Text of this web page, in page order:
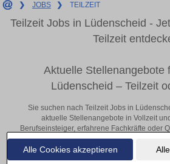
Alle Cookies akzeptieren
❯ JOBS ❯ TEILZEIT
Teilzeit Jobs in Lüdenscheid -
Teilzeit
Aktuelle Stellenangebote
Lüdenscheid – Teilzeit
Sie suchen nach Teilzeit Jobs in
aktuelle Stellenangebote in Vollzeit
Berufseinsteiger, erfahrene Fachkräfte oder
Büro, vor Ort oder remote: Entdecken Sie
Region und bewerben Sie sich direkt auf
Lüdenscheid!